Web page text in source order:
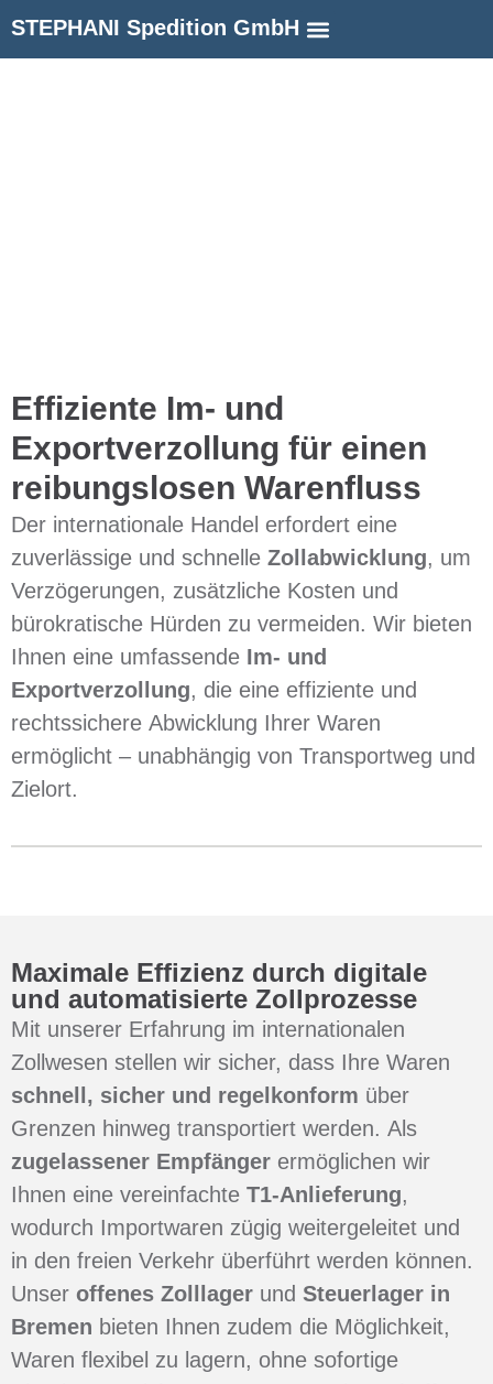
STEPHANI Spedition GmbH
Effiziente Im- und
Exportverzollung für einen
reibungslosen Warenfluss
Der internationale Handel erfordert eine
zuverlässige und schnelle Zollabwicklung, um
Verzögerungen, zusätzliche Kosten und
bürokratische Hürden zu vermeiden. Wir bieten
Ihnen eine umfassende Im- und
Exportverzollung, die eine effiziente und
rechtssichere Abwicklung Ihrer Waren
ermöglicht – unabhängig von Transportweg und
Zielort.
Maximale Effizienz durch digitale
und automatisierte Zollprozesse
Mit unserer Erfahrung im internationalen
Zollwesen stellen wir sicher, dass Ihre Waren
schnell, sicher und regelkonform über
Grenzen hinweg transportiert werden. Als
zugelassener Empfänger ermöglichen wir
Ihnen eine vereinfachte T1-Anlieferung,
wodurch Importwaren zügig weitergeleitet und
in den freien Verkehr überführt werden können.
Unser offenes Zolllager und Steuerlager in
Bremen bieten Ihnen zudem die Möglichkeit,
Waren flexibel zu lagern, ohne sofortige